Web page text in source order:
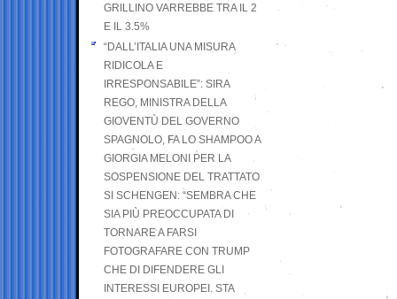
GRILLINO VARREBBE TRA IL 2
E IL 3.5%
“DALL’ITALIA UNA MISURA
RIDICOLA E
IRRESPONSABILE”: SIRA
REGO, MINISTRA DELLA
GIOVENTÙ DEL GOVERNO
SPAGNOLO, FA LO SHAMPOO A
GIORGIA MELONI PER LA
SOSPENSIONE DEL TRATTATO
SI SCHENGEN: “SEMBRA CHE
SIA PIÙ PREOCCUPATA DI
TORNARE A FARSI
FOTOGRAFARE CON TRUMP
CHE DI DIFENDERE GLI
INTERESSI EUROPEI. STA